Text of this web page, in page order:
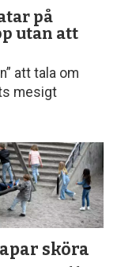
på
utan att
att tala om
mesigt
sköra